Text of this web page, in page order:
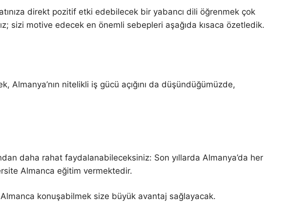
direkt pozitif etki edebilecek bir yabancı dili öğrenmek çok
sizi motive edecek en önemli sebepleri aşağıda kısaca özetledik.
Almanya’nın nitelikli iş gücü açığını da düşündüğümüzde,
daha rahat faydalanabileceksiniz: Son yıllarda Almanya’da her
Almanca eğitim vermektedir.
konuşabilmek size büyük avantaj sağlayacak.